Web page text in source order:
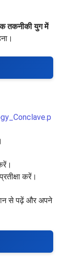
तकनीकी युग में
करें।
से पढ़ें और अपने